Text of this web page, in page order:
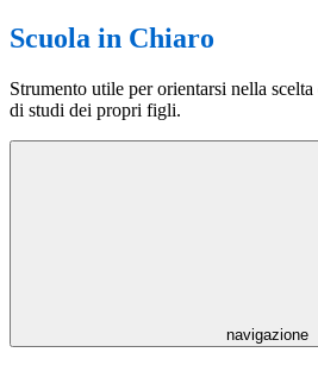
Scuola in Chiaro
Strumento utile per orientarsi nella
di studi dei propri figli.
navigazione